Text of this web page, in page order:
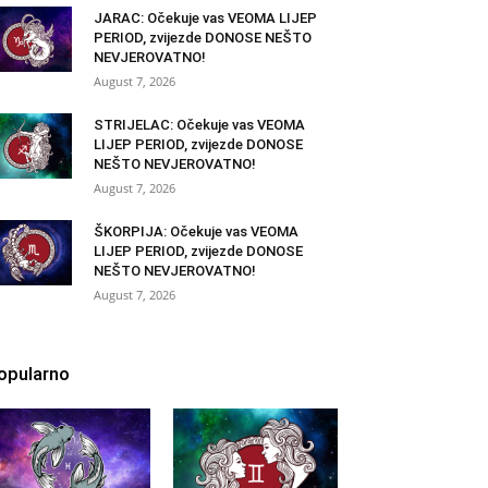
JARAC: Očekuje vas VEOMA LIJEP
PERIOD, zvijezde DONOSE NEŠTO
NEVJEROVATNO!
August 7, 2026
STRIJELAC: Očekuje vas VEOMA
LIJEP PERIOD, zvijezde DONOSE
NEŠTO NEVJEROVATNO!
August 7, 2026
ŠKORPIJA: Očekuje vas VEOMA
LIJEP PERIOD, zvijezde DONOSE
NEŠTO NEVJEROVATNO!
August 7, 2026